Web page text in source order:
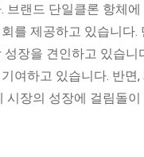
랜드 단일클론 항체
를 제공하고 있습니다
장을 견인하고 있습니
여하고 있습니다. 반면
장의 성장에 걸림돌이